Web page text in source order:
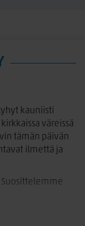
kauniisti
väreissä
tämän päivän
ilmettä ja